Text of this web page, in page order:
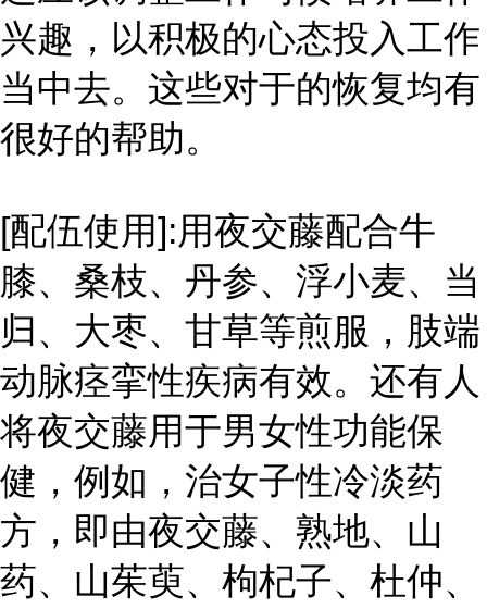
兴趣，以积极的心态投入工作
当中去。这些对于的恢复均有
很好的帮助。
[配伍使用]:用夜交藤配合牛
膝、桑枝、丹参、浮小麦、当
归、大枣、甘草等煎服，肢端
动脉痉挛性疾病有效。还有人
将夜交藤用于男女性功能保
健，例如，治女子性冷淡药
方，即由夜交藤、熟地、山
药、山茱萸、枸杞子、杜仲、